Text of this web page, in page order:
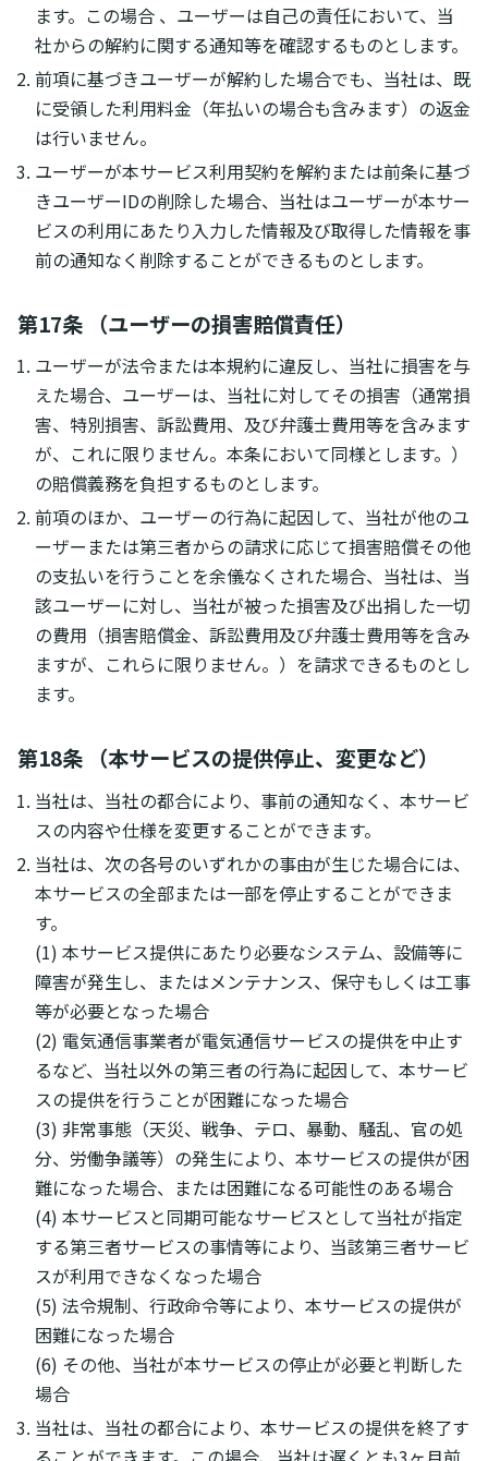
ます。この場合 、ユーザーは自己の責任において、当
社からの解約に関する通知等を確認するものとします。
前項に基づきユーザーが解約した場合でも、当社は、既
に受領した利用料金（年払いの場合も含みます）の返金
は行いません。
ユーザーが本サービス利用契約を解約または前条に基づ
きユーザーIDの削除した場合、当社はユーザーが本サー
ビスの利用にあたり入力した情報及び取得した情報を事
前の通知なく削除することができるものとします。
第17条 （ユーザーの損害賠償責任）
ユーザーが法令または本規約に違反し、当社に損害を与
えた場合、ユーザーは、当社に対してその損害（通常損
害、特別損害、訴訟費用、及び弁護士費用等を含みます
が、これに限りません。本条において同様とします。）
の賠償義務を負担するものとします。
前項のほか、ユーザーの行為に起因して、当社が他のユ
ーザーまたは第三者からの請求に応じて損害賠償その他
の支払いを行うことを余儀なくされた場合、当社は、当
該ユーザーに対し、当社が被った損害及び出捐した一切
の費用（損害賠償金、訴訟費用及び弁護士費用等を含み
ますが、これらに限りません。）を請求できるものとし
ます。
第18条 （本サービスの提供停止、変更など）
当社は、当社の都合により、事前の通知なく、本サービ
スの内容や仕様を変更することができます。
当社は、次の各号のいずれかの事由が生じた場合には、
本サービスの全部または一部を停止することができま
す。
(1) 本サービス提供にあたり必要なシステム、設備等に
障害が発生し、またはメンテナンス、保守もしくは工事
等が必要となった場合
(2) 電気通信事業者が電気通信サービスの提供を中止す
るなど、当社以外の第三者の行為に起因して、本サービ
スの提供を行うことが困難になった場合
(3) 非常事態（天災、戦争、テロ、暴動、騒乱、官の処
分、労働争議等）の発生により、本サービスの提供が困
難になった場合、または困難になる可能性のある場合
(4) 本サービスと同期可能なサービスとして当社が指定
する第三者サービスの事情等により、当該第三者サービ
スが利用できなくなった場合
(5) 法令規制、行政命令等により、本サービスの提供が
困難になった場合
(6) その他、当社が本サービスの停止が必要と判断した
場合
当社は、当社の都合により、本サービスの提供を終了す